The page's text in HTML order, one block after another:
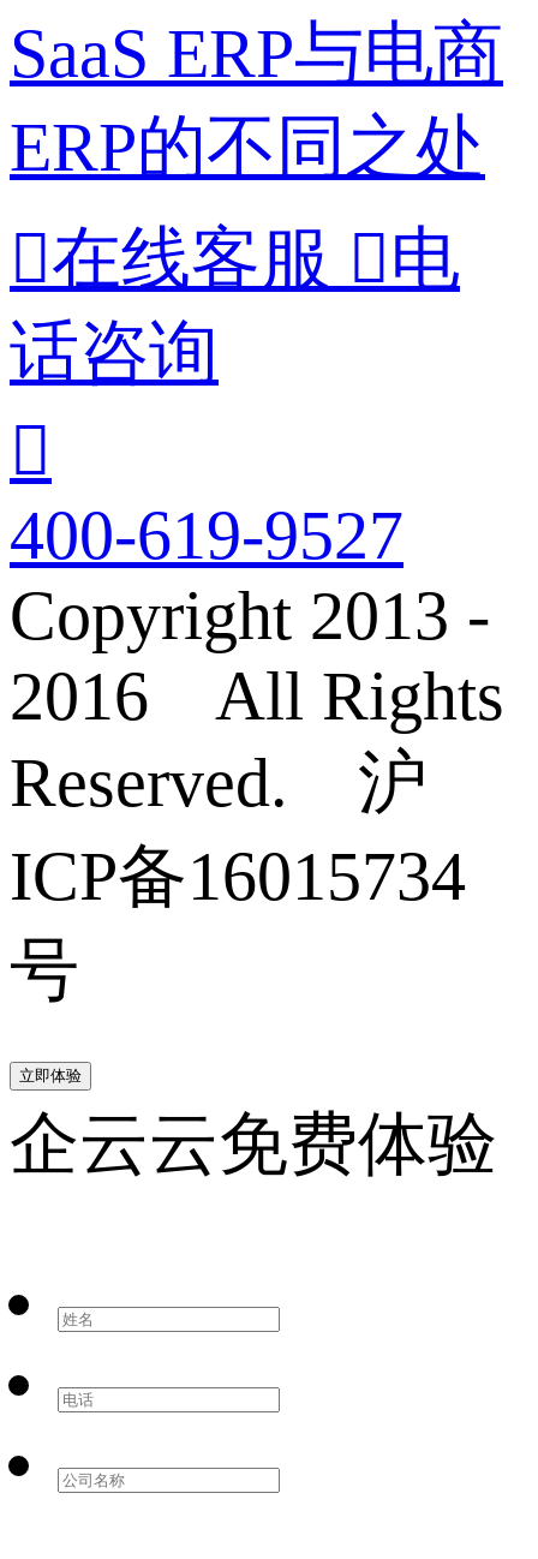
SaaS ERP与电商
ERP的不同之处
在线客服 电
话咨询

400-619-9527
Copyright 2013 -
2016 All Rights
Reserved. 沪
ICP备16015734
号
立即体验
企云云免费体验